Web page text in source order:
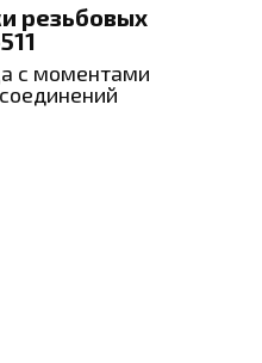
резьбовых
с моментами